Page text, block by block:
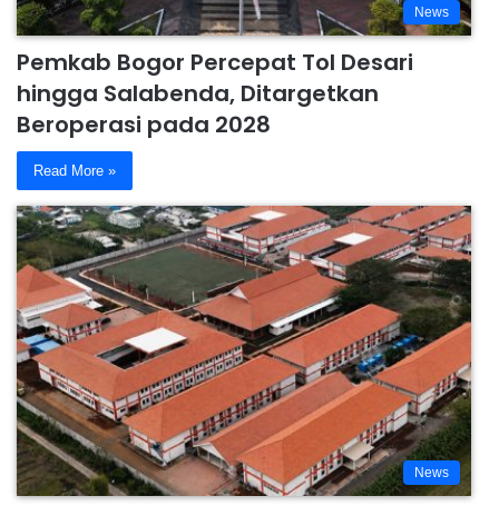
News
Pemkab Bogor Percepat Tol Desari
hingga Salabenda, Ditargetkan
Beroperasi pada 2028
Read More »
News